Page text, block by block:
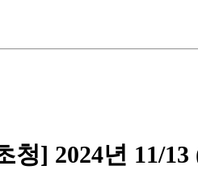
청] 2024년 11/